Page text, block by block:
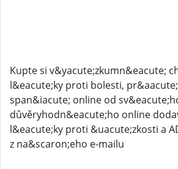
Kupte si v&yacute;zkumn&eacute;
l&eacute;ky proti bolesti,
span&iacute; online od
důvěryhodn&eacute;ho online
l&eacute;ky proti &uacute;zkosti a
z na&scaron;eho e-mailu